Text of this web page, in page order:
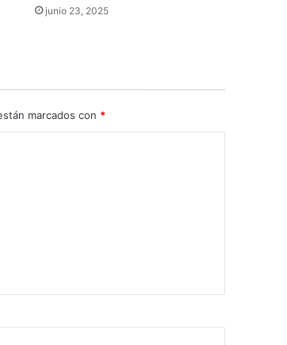
junio 23, 2025
marcados con *